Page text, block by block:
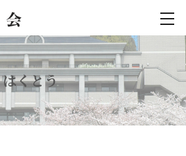
はくとう